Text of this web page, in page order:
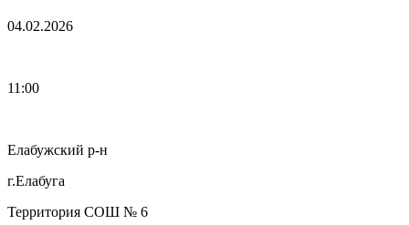
04.02.2026
11:00
Елабужский р-н
г.Елабуга
Территория СОШ № 6